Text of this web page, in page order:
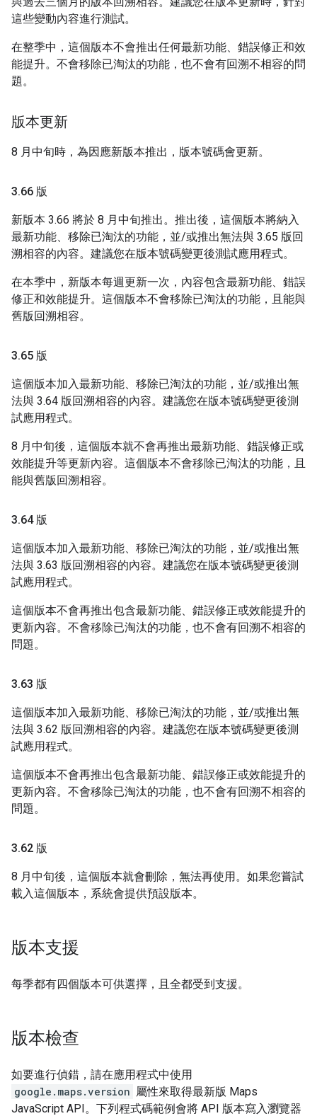
這些變動內容進行測試。
在整季中，這個版本不會推出任何最新功能、錯誤修正和效
能提升。不會移除已淘汰的功能，也不會有回溯不相容的問
題。
版本更新
8 月中旬時，為因應新版本推出，版本號碼會更新。
3.66 版
新版本 3.66 將於 8 月中旬推出。推出後，這個版本將納入
最新功能、移除已淘汰的功能，並/或推出無法與 3.65 版回
溯相容的內容。建議您在版本號碼變更後測試應用程式。
在本季中，新版本每週更新一次，內容包含最新功能、錯誤
修正和效能提升。這個版本不會移除已淘汰的功能，且能與
舊版回溯相容。
3.65 版
這個版本加入最新功能、移除已淘汰的功能，並/或推出無
法與 3.64 版回溯相容的內容。建議您在版本號碼變更後測
試應用程式。
8 月中旬後，這個版本就不會再推出最新功能、錯誤修正或
效能提升等更新內容。這個版本不會移除已淘汰的功能，且
能與舊版回溯相容。
3.64 版
這個版本加入最新功能、移除已淘汰的功能，並/或推出無
法與 3.63 版回溯相容的內容。建議您在版本號碼變更後測
試應用程式。
這個版本不會再推出包含最新功能、錯誤修正或效能提升的
更新內容。不會移除已淘汰的功能，也不會有回溯不相容的
問題。
3.63 版
這個版本加入最新功能、移除已淘汰的功能，並/或推出無
法與 3.62 版回溯相容的內容。建議您在版本號碼變更後測
試應用程式。
這個版本不會再推出包含最新功能、錯誤修正或效能提升的
更新內容。不會移除已淘汰的功能，也不會有回溯不相容的
問題。
3.62 版
8 月中旬後，這個版本就會刪除，無法再使用。如果您嘗試
載入這個版本，系統會提供預設版本。
版本支援
每季都有四個版本可供選擇，且全都受到支援。
版本檢查
如要進行偵錯，請在應用程式中使用
google.maps.version 屬性來取得最新版 Maps
JavaScript API。下列程式碼範例會將 API 版本寫入瀏覽器